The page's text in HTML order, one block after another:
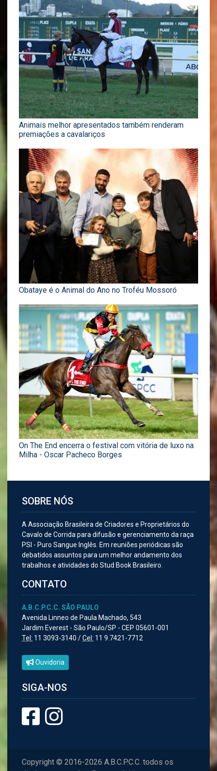
Animais melhor apresentados também renderam
premiações a cavalariços
Obataye é o Animal do Ano no Troféu Mossoró
On The End encerra o festival com vitória de luxo na
Milha - Oscar Pacheco Borges
SOBRE NÓS
A Associação Brasileira de Criadores e Proprietários do
Cavalo de Corrida para difusão e gerenciamento da raça
PSI - Puro Sangue Inglês. Em reuniões periódicas são
debatidos assuntos para um melhor andamento dos
trabalhos e atividades do Stud Book Brasileiro.
CONTATO
A.B.C.P.C.C. SÃO PAULO
Avenida Linneo de Paula Machado, 543
Jardim Everest - São Paulo/SP - CEP 05601-001
Tel: 11 3093-3140 /Cel: 11 9.7421-7712
Ouvidoria
SIGA-NOS
Copyright © 2016-2026 A.B.C.P.C.C. todos os